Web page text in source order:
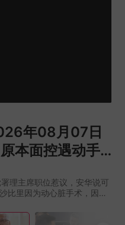
年08月07日
本面控遇动手
理主席职位惹议，安华说可
比里因为动心脏手术，因此